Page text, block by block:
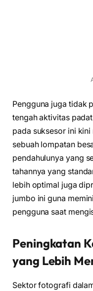
Pengguna juga tidak
tengah aktivitas
pada suksesor ini
sebuah lompatan
pendahulunya yang
tahannya yang
lebih optimal juga
jumbo ini guna
pengguna saat
Peningkatan
yang Lebih
Sektor fotografi